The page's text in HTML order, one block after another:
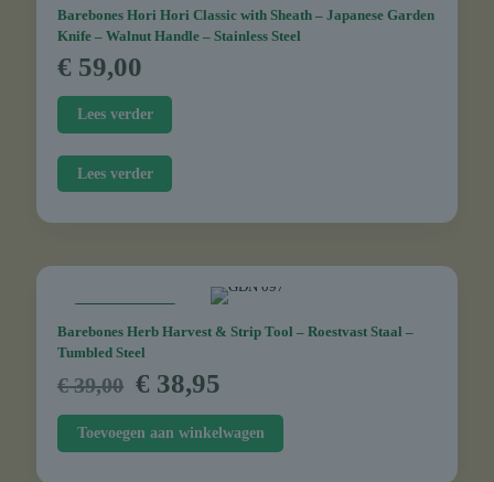
Barebones Hori Hori Classic with Sheath – Japanese Garden
Knife – Walnut Handle – Stainless Steel
€ 59,00
Lees verder
Lees verder
Barebones Herb Harvest & Strip Tool – Roestvast Staal –
Tumbled Steel
€39,00 Oorspronkelijke
prijs
was:
€ 39,00.
€ 38,95
is:
€ 38,95.
Toevoegen aan winkelwagen